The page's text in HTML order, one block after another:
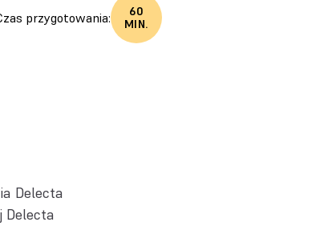
przygotowania:
60
MIN.
Delecta
Delecta